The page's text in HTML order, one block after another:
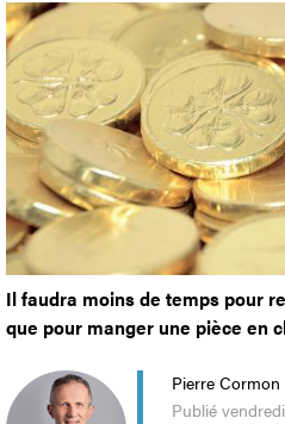
Il faudra moins de temps pour
que pour manger une pièce en
Pierre Cormon
Publié